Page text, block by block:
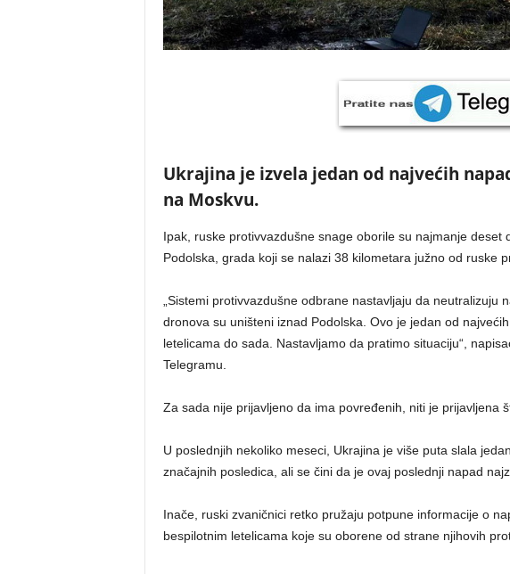
Ukrajina je izvela jedan od najvećih
na Moskvu.
Ipak, ruske protivvazdušne snage oborile su najmanje deset
Podolska, grada koji se nalazi 38 kilometara južno od ruske
„Sistemi protivvazdušne odbrane nastavljaju da neutralizuju
dronova su uništeni iznad Podolska. Ovo je jedan od
letelicama do sada. Nastavljamo da pratimo situaciju“,
Telegramu.
Za sada nije prijavljeno da ima povređenih, niti je prijavljena
U poslednjih nekoliko meseci, Ukrajina je više puta slala
značajnih posledica, ali se čini da je ovaj poslednji napad
Inače, ruski zvaničnici retko pružaju potpune informacije o
bespilotnim letelicama koje su oborene od strane njihovih